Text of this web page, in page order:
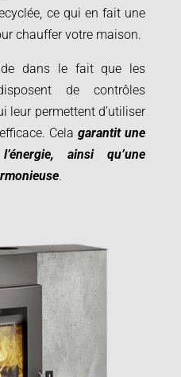
ce qui en fait une
chauffer votre maison.
dans le fait que les
de contrôles
leur permettent d’utiliser
Celagarantit une
ainsi qu’une
.